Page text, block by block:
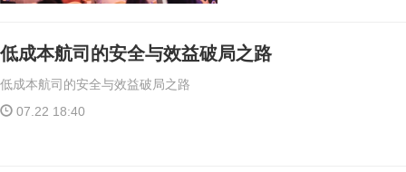
低成本航司的安全与效益破局之路
低成本航司的安全与效益破局之路
07.22 18:40